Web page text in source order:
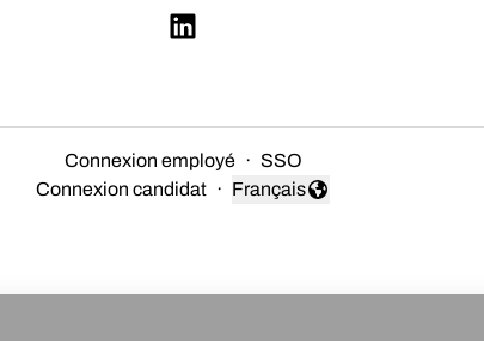
Connexion employé · SSO
Connexion candidat ·
Changer la langue
Français